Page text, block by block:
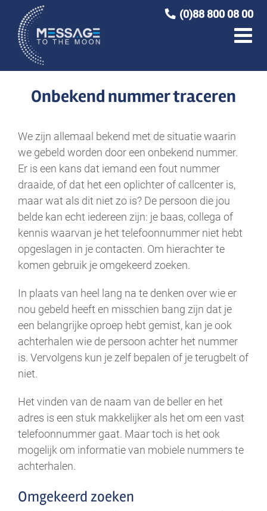
(0)88 800 08 00
naar
inhoud
Onbekend nummer traceren
We zijn allemaal bekend met de situatie waarin
we gebeld worden door een onbekend nummer.
Er is een kans dat iemand een fout nummer
draaide, of dat het een oplichter of callcenter is,
maar wat als dit niet zo is? De persoon die jou
belde kan echt iedereen zijn: je baas, collega of
kennis waarvan je het telefoonnummer niet hebt
opgeslagen in je contacten. Om hierachter te
komen gebruik je omgekeerd zoeken.
In plaats van heel lang na te denken over wie er
nou gebeld heeft en misschien bang zijn dat je
een belangrijke oproep hebt gemist, kan je ook
achterhalen wie de persoon achter het nummer
is. Vervolgens kun je zelf bepalen of je terugbelt of
niet.
Het vinden van de naam van de beller en het
adres is een stuk makkelijker als het om een vast
telefoonnummer gaat. Maar toch is het ook
mogelijk om informatie van mobiele nummers te
achterhalen.
Omgekeerd zoeken